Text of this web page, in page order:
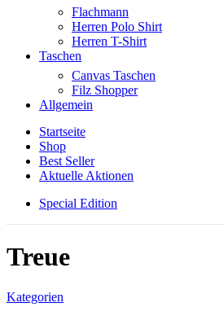
Flachmann
Herren Polo Shirt
Herren T-Shirt
Taschen
Canvas Taschen
Filz Shopper
Allgemein
Startseite
Shop
Best Seller
Aktuelle Aktionen
Special Edition
Treue
Kategorien